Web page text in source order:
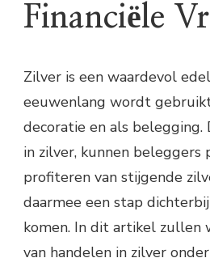
Financiële
Zilver is een waardevol
eeuwenlang wordt
decoratie en als belegging.
in zilver, kunnen
profiteren van stijgende
daarmee een stap
komen. In dit artikel zullen
van handelen in zilver